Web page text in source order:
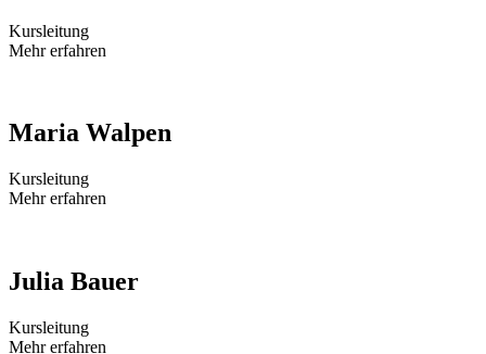
Kursleitung
Mehr erfahren
Maria Walpen
Kursleitung
Mehr erfahren
Julia Bauer
Kursleitung
Mehr erfahren